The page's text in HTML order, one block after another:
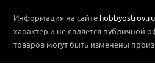
Информация на сайте hobbyostrov.ru
характер и не является публичной
товаров могут быть изменены